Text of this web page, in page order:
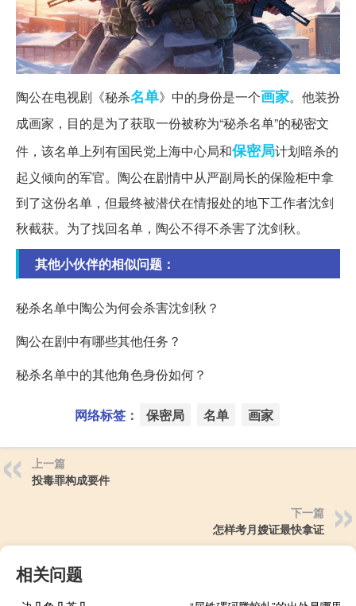
陶公在电视剧《秘杀名单》中的身份是一个画家。他装扮
成画家，目的是为了获取一份被称为“秘杀名单”的秘密文
件，该名单上列有国民党上海中心局和保密局计划暗杀的
起义倾向的军官。陶公在剧情中从严副局长的保险柜中拿
到了这份名单，但最终被潜伏在情报处的地下工作者沈剑
秋截获。为了找回名单，陶公不得不杀害了沈剑秋。
其他小伙伴的相似问题：
秘杀名单中陶公为何会杀害沈剑秋？
陶公在剧中有哪些其他任务？
秘杀名单中的其他角色身份如何？
网络标签： 保密局 名单 画家
上一篇
投毒罪构成要件
下一篇
怎样考月嫂证最快拿证
相关问题